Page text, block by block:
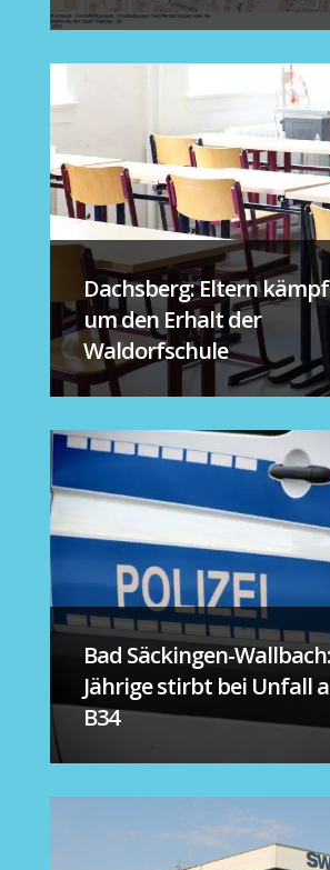
Dachsberg: Eltern
um den Erhalt der
Waldorfschule
Bad Säckingen-
Jährige stirbt bei Unfall
B34